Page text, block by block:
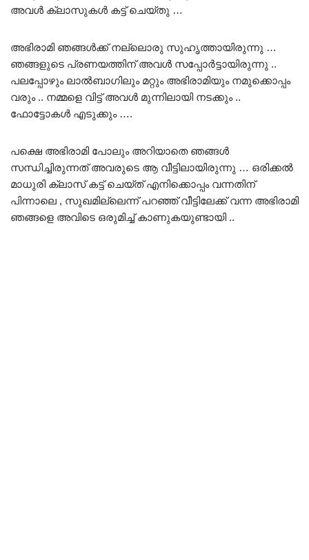
അവൾ ക്ലാസുകൾ കട്ട് ചെയ്തു …
അഭിരാമി ഞങ്ങൾക്ക് നല്ലൊരു സുഹൃത്തായിരുന്നു …
ഞങ്ങളുടെ പ്രണയത്തിന് അവൾ സപ്പോർട്ടായിരുന്നു ..
പലപ്പോഴും ലാൽബാഗിലും മറ്റും അഭിരാമിയും നമുക്കൊപ്പം
വരും .. നമ്മളെ വിട്ട് അവൾ മുന്നിലായി നടക്കും ..
ഫോട്ടോകൾ എടുക്കും ….
പക്ഷെ അഭിരാമി പോലും അറിയാതെ ഞങ്ങൾ
സന്ധിച്ചിരുന്നത് അവരുടെ ആ വീട്ടിലായിരുന്നു … ഒരിക്കൽ
മാധുരി ക്ലാസ് കട്ട് ചെയ്ത് എനിക്കൊപ്പം വന്നതിന്
പിന്നാലെ , സുഖമില്ലെന്ന് പറഞ്ഞ് വീട്ടിലേക്ക് വന്ന അഭിരാമി
ഞങ്ങളെ അവിടെ ഒരുമിച്ച് കാണുകയുണ്ടായി ..